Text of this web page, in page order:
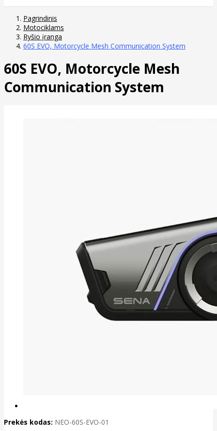
Pagrindinis
Motociklams
Ryšio įranga
60S EVO, Motorcycle Mesh Communication System
60S EVO, Motorcycle Mesh
Communication System
Prekės kodas: NEO-60S-EVO-01